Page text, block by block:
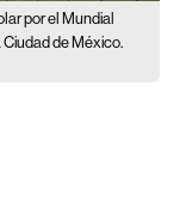
por el Mundial
de México.